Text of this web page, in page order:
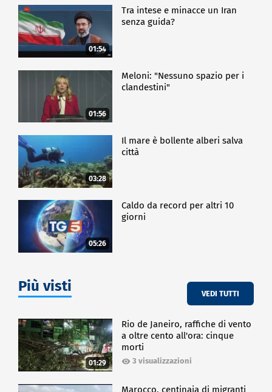
01:54
Tra intese e minacce un Iran
senza guida?
01:56
Meloni: "Nessuno spazio per i
clandestini"
03:28
Il mare è bollente alberi salva
città
05:26
Caldo da record per altri 10
giorni
Più visti VEDI TUTTI
01:29
Rio de Janeiro, raffiche di vento
a oltre cento all'ora: cinque
morti
3 visualizzazioni
Marocco, centinaia di migranti